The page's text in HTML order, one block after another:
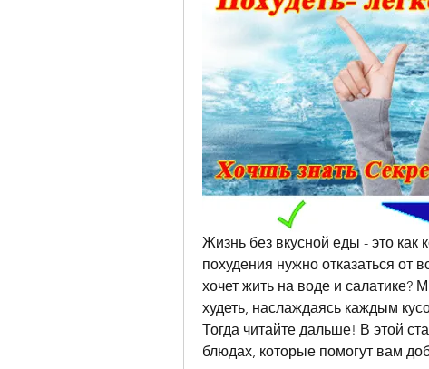
Жизнь без вкусной еды - это как
похудения нужно отказаться от
хочет жить на воде и салатике?
худеть, наслаждаясь каждым
Тогда читайте дальше! В этой
блюдах, которые помогут вам